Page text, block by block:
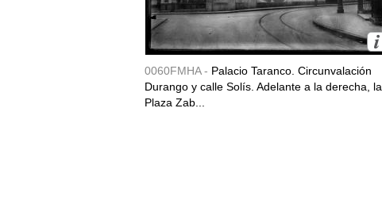
0060FMHA - Palacio Taranco. Circunvalación
Durango y calle Solís. Adelante a la derecha, la
Plaza Zab...